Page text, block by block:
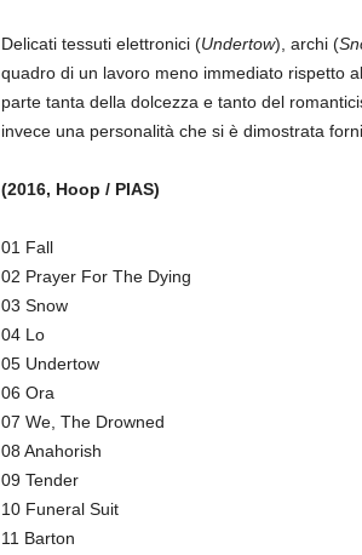
Delicati tessuti elettronici (Undertow), archi (
quadro di un lavoro meno immediato rispetto
parte tanta della dolcezza e tanto del
invece una personalità che si è dimostrata
(2016, Hoop / PIAS)
01 Fall
02 Prayer For The Dying
03 Snow
04 Lo
05 Undertow
06 Ora
07 We, The Drowned
08 Anahorish
09 Tender
10 Funeral Suit
11 Barton